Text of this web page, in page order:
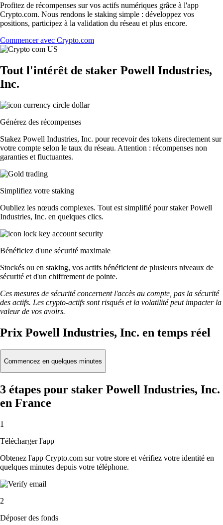
Profitez de récompenses sur vos actifs numériques grâce à l'app
Crypto.com. Nous rendons le staking simple : développez vos
positions, participez à la validation du réseau et plus encore.
Commencer avec Crypto.com
Tout l'intérêt de staker Powell Industries,
Inc.
Générez des récompenses
Stakez Powell Industries, Inc. pour recevoir des tokens directement sur
votre compte selon le taux du réseau. Attention : récompenses non
garanties et fluctuantes.
Simplifiez votre staking
Oubliez les nœuds complexes. Tout est simplifié pour staker Powell
Industries, Inc. en quelques clics.
Bénéficiez d'une sécurité maximale
Stockés ou en staking, vos actifs bénéficient de plusieurs niveaux de
sécurité et d'un chiffrement de pointe.
Ces mesures de sécurité concernent l'accès au compte, pas la sécurité
des actifs. Les crypto-actifs sont risqués et la volatilité peut impacter la
valeur de vos avoirs.
Prix Powell Industries, Inc. en temps réel
Commencez en quelques minutes
3 étapes pour staker Powell Industries, Inc.
en France
1
Télécharger l'app
Obtenez l'app Crypto.com sur votre store et vérifiez votre identité en
quelques minutes depuis votre téléphone.
2
Déposer des fonds